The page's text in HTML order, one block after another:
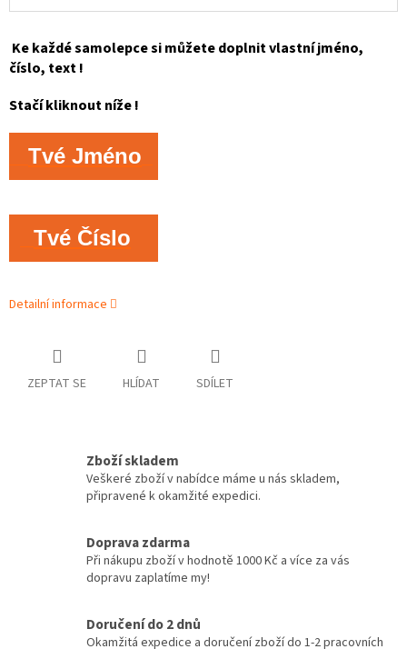
Ke každé samolepce si můžete doplnit vlastní jméno,
číslo, text !
Stačí kliknout níže !
Tvé Jméno
Tvé Číslo
Detailní informace
ZEPTAT SE HLÍDAT SDÍLET
Zboží skladem
Veškeré zboží v nabídce máme u nás skladem,
připravené k okamžité expedici.
Doprava zdarma
Při nákupu zboží v hodnotě 1000 Kč a více za vás
dopravu zaplatíme my!
Doručení do 2 dnů
Okamžitá expedice a doručení zboží do 1-2 pracovních